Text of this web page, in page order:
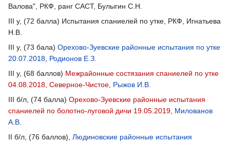
Валова", РКФ, ранг САСТ, Булыгин С.Н.
III у, (72 балла) Испытания спаниелей по утке, РКФ, Игнатьева
Н.В.
III у, (73 бала) Орехово-Зуевские районные испытания по утке
20.07.2018, Родионов Е.З.
III у, (68 баллов) Межрайонные состязания спаниелей по утке
04.08.2018, Северное-Чистое, Рыжов И.В.
III б/л, (74 балла) Орехово-Зуевские районные испытания
спаниелей по болотно-луговой дичи 19.05.2019, Милованов
А.В.
II б/л, (76 баллов), Людиновские районные испытания